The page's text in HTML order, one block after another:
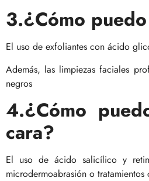
3.¿Cómo
El uso de exfoliantes con ácido
Además, las limpiezas faciales
negros
4.¿Cómo
cara?
El uso de ácido salicílico y
microdermoabrasión o